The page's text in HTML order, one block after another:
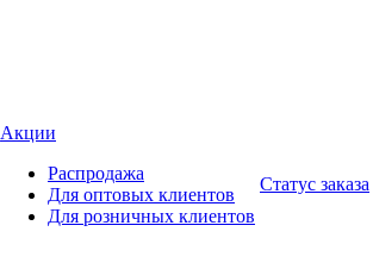
Акции
Распродажа
Для оптовых клиентов
Для розничных клиентов
Статус заказа